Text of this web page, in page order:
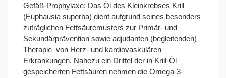
Gefäß-Prophylaxe: Das Öl des Kleinkrebses Krill
(Euphausia superba) dient aufgrund seines besonders
zuträglichen Fettsäuremusters zur Primär- und
Sekundärprävention sowie adjudanten (begleitenden)
Therapie von Herz- und kardiovaskulären
Erkrankungen. Nahezu ein Drittel der in Krill-Öl
gespeicherten Fettsäuren nehmen die Omega-3-